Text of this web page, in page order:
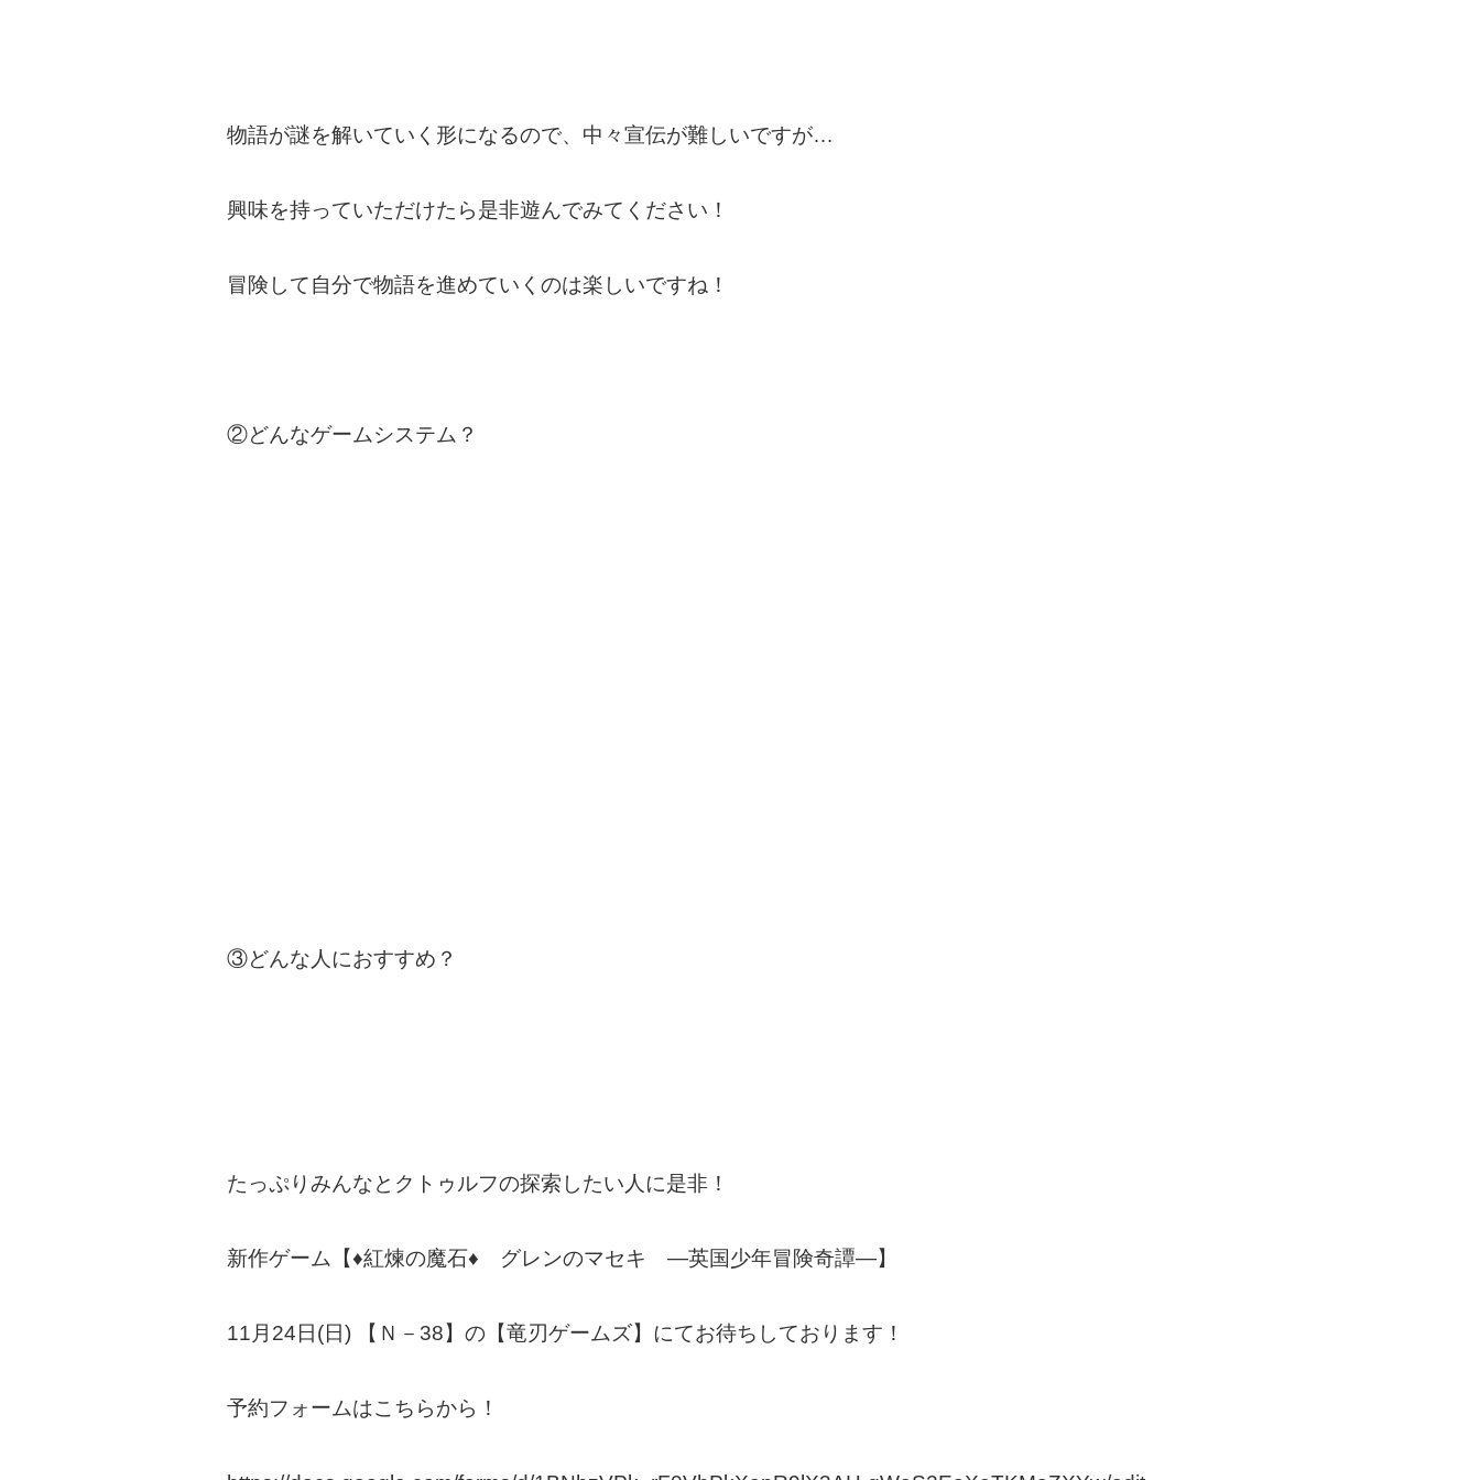
物語が謎を解いていく形になるので、中々宣伝が難しいですが…
興味を持っていただけたら是非遊んでみてください！
冒険して自分で物語を進めていくのは楽しいですね！
②どんなゲームシステム？
③どんな人におすすめ？
たっぷりみんなとクトゥルフの探索したい人に是非！
新作ゲーム【♦紅煉の魔石♦ グレンのマセキ ―英国少年冒険奇譚―】
11月24日(日) 【Ｎ－38】の【竜刃ゲームズ】にてお待ちしております！
予約フォームはこちらから！